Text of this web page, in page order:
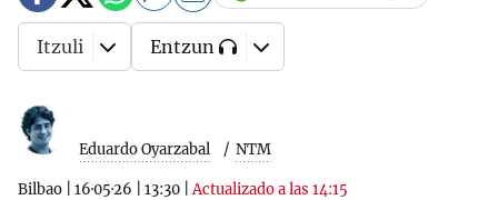
Eduardo Oyarzabal NTM
Bilbao 16·05·26 13:30 |Actualizado a las 14:15
Itzuli Entzun